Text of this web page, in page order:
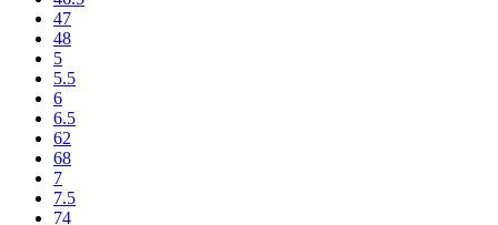
47
48
5
5.5
6
6.5
62
68
7
7.5
74